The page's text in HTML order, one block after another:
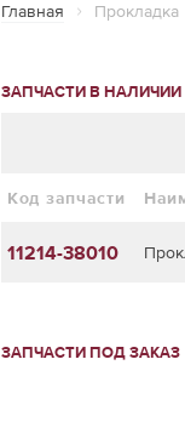
Главная Прокладка
ЗАПЧАСТИ В НАЛИЧИИ
Код запчасти
11214-38010
ЗАПЧАСТИ ПОД ЗАКАЗ